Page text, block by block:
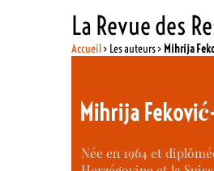
La Revue des
Accueil> Les auteurs > Mihrija
Mihrija
Née en 1964 et